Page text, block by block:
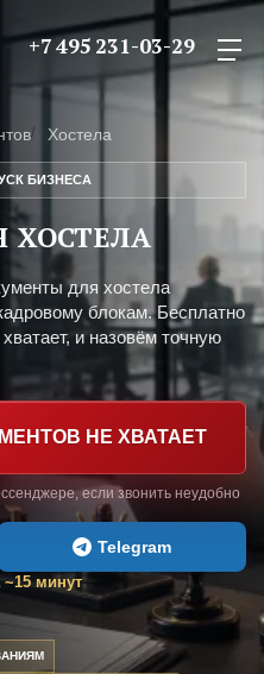
+7 495 231-03-29
Хостела
БИЗНЕСА
ХОСТЕЛА
для хостела
блокам. Бесплатно
и назовём точную
НЕ ХВАТАЕТ
если звонить неудобно
Telegram
~15 минут